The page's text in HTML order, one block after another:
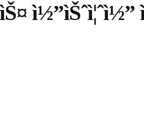
ì½”ìŠˆì¦ˆì½”